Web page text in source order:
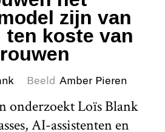
zijn van
ten koste van
Beeld Amber Pieren
onderzoekt Loïs Blank
AI-assistenten en